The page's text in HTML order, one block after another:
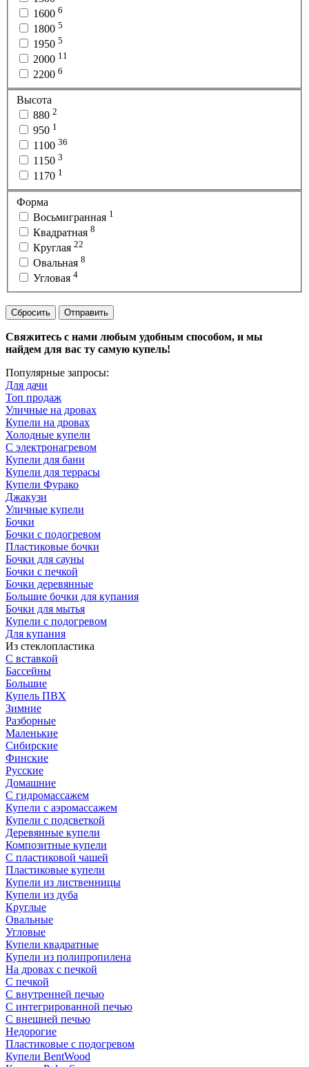
1600 6
1800 5
1950 5
2000 11
2200 6
Высота
880 2
950 1
1100 36
1150 3
1170 1
Форма
Восьмигранная 1
Квадратная 8
Круглая 22
Овальная 8
Угловая 4
Сбросить Отправить
Свяжитесь с нами любым удобным способом, и мы
найдем для вас ту самую купель!
Популярные запросы:
Для дачи
Топ продаж
Уличные на дровах
Купели на дровах
Холодные купели
С электронагревом
Купели для бани
Купели для террасы
Купели Фурако
Джакузи
Уличные купели
Бочки
Бочки с подогревом
Пластиковые бочки
Бочки для сауны
Бочки с печкой
Бочки деревянные
Большие бочки для купания
Бочки для мытья
Купели с подогревом
Для купания
Из стеклопластика
С вставкой
Бассейны
Большие
Купель ПВХ
Зимние
Разборные
Маленькие
Сибирские
Финские
Русские
Домашние
С гидромассажем
Купели с аэромассажем
Купели с подсветкой
Деревянные купели
Композитные купели
С пластиковой чашей
Пластиковые купели
Купели из лиственницы
Купели из дуба
Круглые
Овальные
Угловые
Купели квадратные
Купели из полипропилена
На дровах с печкой
С печкой
С внутренней печью
С интегрированной печью
С внешней печью
Недорогие
Пластиковые с подогревом
Купели BentWood